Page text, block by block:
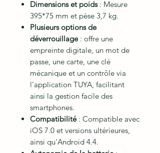
Dimensions et poids: Mesure
395*75 mm et pèse 3,7 kg.
Plusieurs options de
déverrouillage: offre une
empreinte digitale, un mot de
passe, une carte, une clé
mécanique et un contrôle via
l'application TUYA, facilitant
ainsi la gestion facile des
smartphones.
Compatibilité: Compatible avec
iOS 7.0 et versions ultérieures,
ainsi qu'Android 4.4.